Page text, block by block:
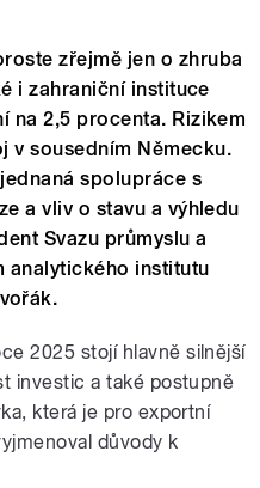
zřejmě jen o zhruba
i zahraniční instituce
na 2,5 procenta. Rizikem
v sousedním Německu.
spolupráce s
a vliv o stavu a výhledu
Svazu průmyslu a
analytického institutu
2025 stojí hlavně silnější
investic a také postupně
která je pro exportní
důvody k